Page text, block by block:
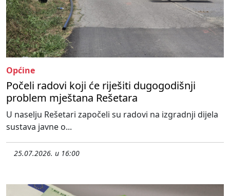
Općine
Počeli radovi koji će riješiti dugogodišnji
problem mještana Rešetara
U naselju Rešetari započeli su radovi na izgradnji dijela
sustava javne o...
25.07.2026. u 16:00